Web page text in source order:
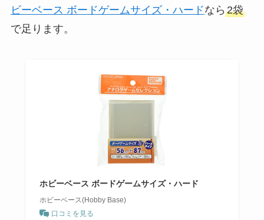
ビーベース ボードゲームサイズ・ハードなら 2袋
で足ります。
ホビーベース ボードゲームサイズ・ハード
ホビーベース(Hobby Base)
口コミを見る